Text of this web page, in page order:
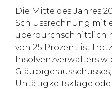
Die Mitte des Jahres
Schlussrechnung mit
überdurchschnittlich
von 25 Prozent ist
Insolvenzverwalters
Untätigkeitsklage